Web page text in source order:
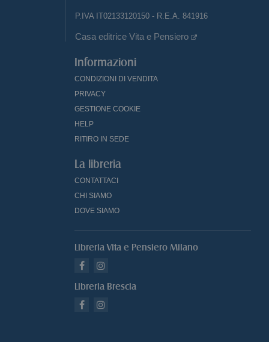
P.IVA IT02133120150 - R.E.A. 841916
Casa editrice Vita e Pensiero
Informazioni
CONDIZIONI DI VENDITA
PRIVACY
GESTIONE COOKIE
HELP
RITIRO IN SEDE
La libreria
CONTATTACI
CHI SIAMO
DOVE SIAMO
Libreria Vita e Pensiero Milano
Libreria Brescia